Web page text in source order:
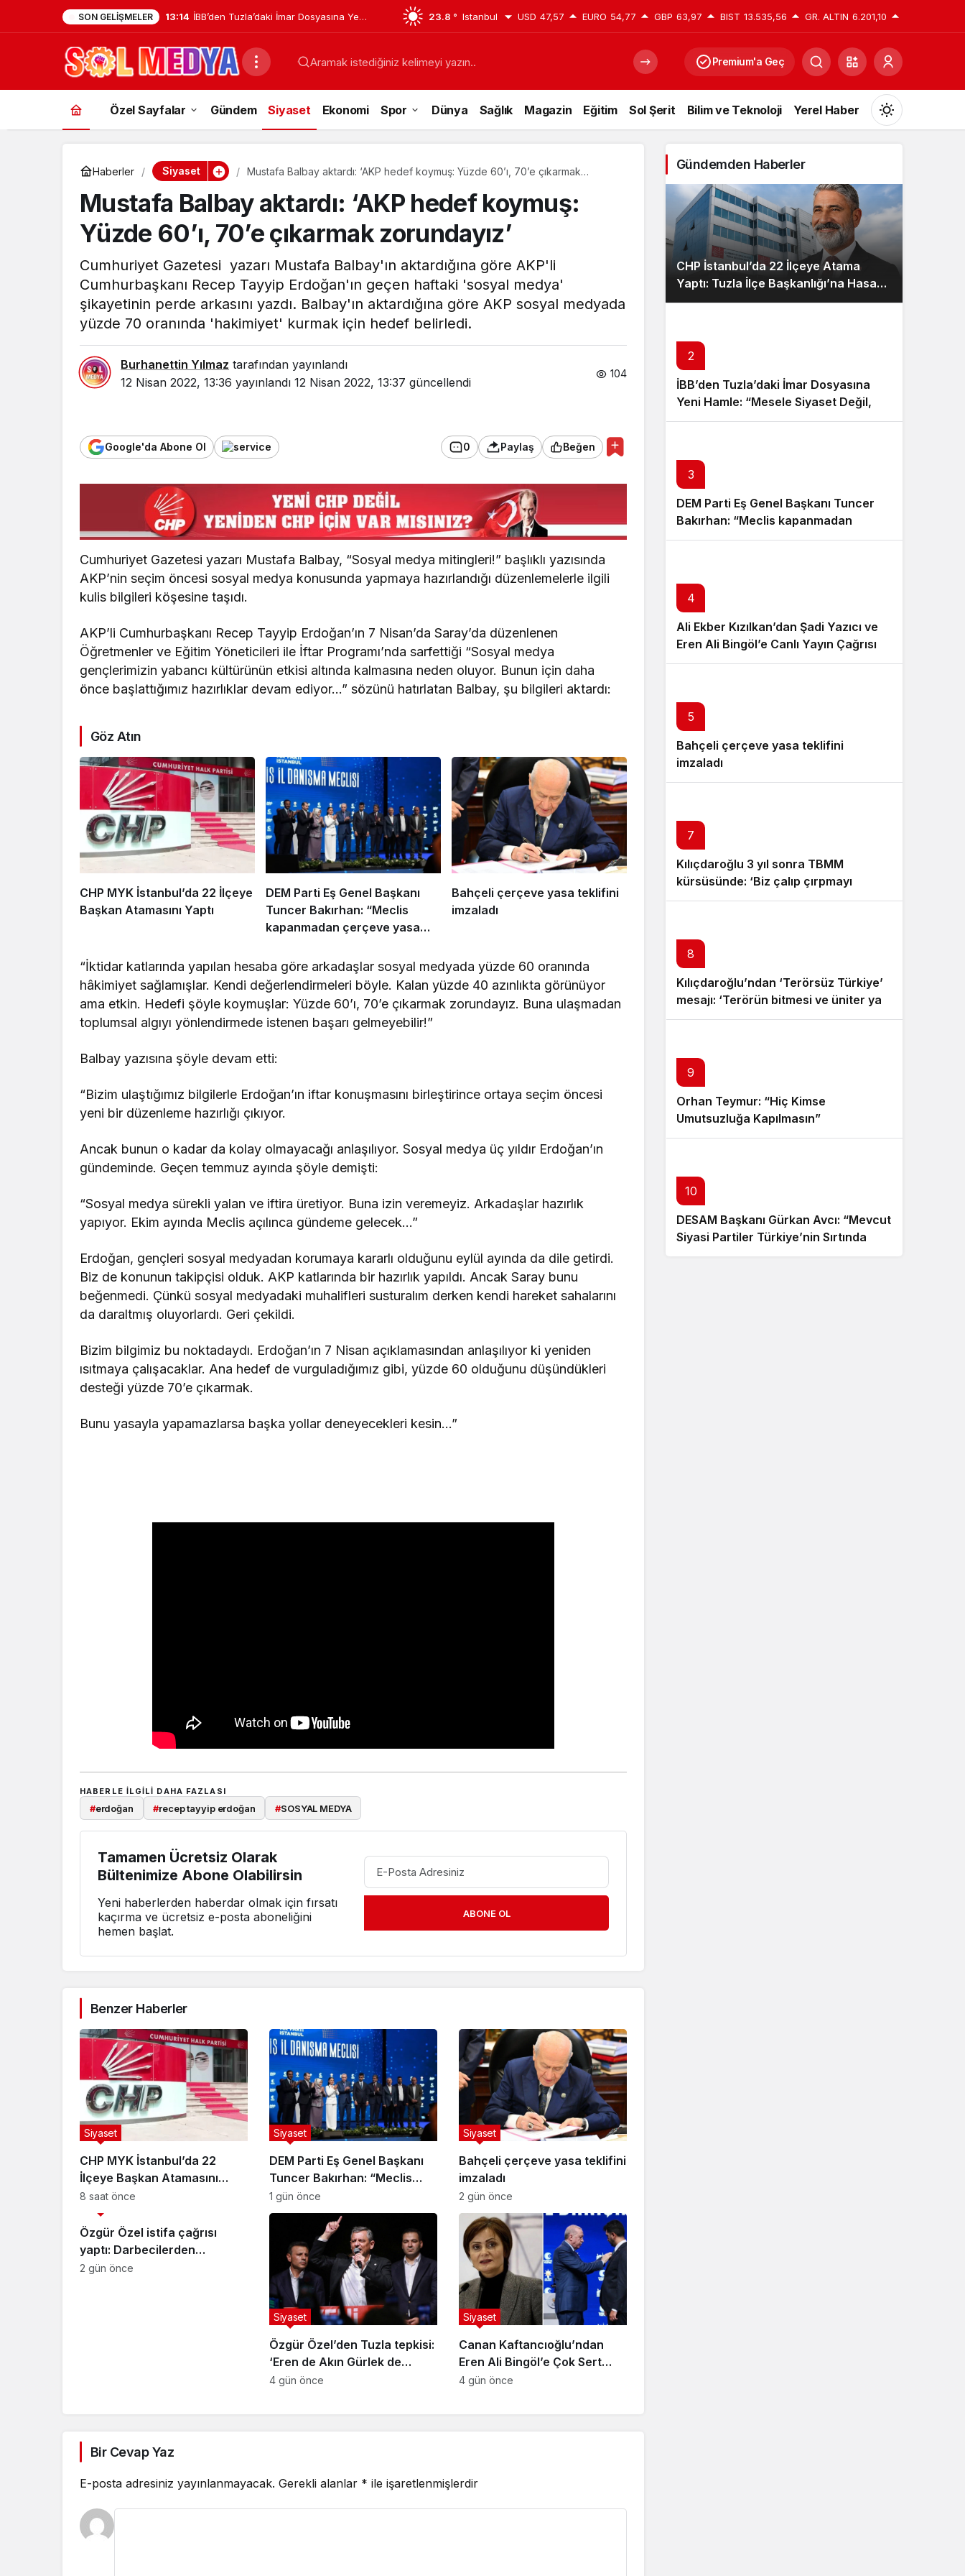
SON GELIŞMELER 13:14 İBB’den Tuzla’daki İmar Dosyasına Yeni
Hamle: “Mesele Siyaset Değil, Kamu
Yararı”
23.8 ° Istanbul USD 47,57 EURO 54,77 GBP 63,97 BIST 13.535,56 GR. ALTIN 6.201,10
Aramak istediğiniz kelimeyi yazın.. Premium'a Geç
Özel Sayfalar Gündem Siyaset Ekonomi Spor Dünya Sağlık Magazin Eğitim Sol Şerit Bilim ve Teknoloji Yerel Haber
Mod
değiştir
Gündüz Modu
Gündüz modunu seçin.
Gece Modu
Haberler Siyaset
Mustafa Balbay aktardı: ‘AKP hedef koymuş: Yüzde 60’ı, 70’e çıkarmak
Mustafa Balbay aktardı: ‘AKP hedef koymuş:
Yüzde 60’ı, 70’e çıkarmak zorundayız’
Cumhuriyet Gazetesi yazarı Mustafa Balbay'ın aktardığına göre AKP'li
Cumhurbaşkanı Recep Tayyip Erdoğan'ın geçen haftaki 'sosyal medya'
şikayetinin perde arkasını yazdı. Balbay'ın aktardığına göre AKP sosyal medyada
yüzde 70 oranında 'hakimiyet' kurmak için hedef belirledi.
Burhanettin Yılmaz tarafından yayınlandı
12 Nisan 2022, 13:36 yayınlandı 12 Nisan 2022, 13:37 güncellendi
104
Google'da Abone Ol 0 Paylaş Beğen
Cumhuriyet Gazetesi yazarı Mustafa Balbay, “Sosyal medya mitingleri!” başlıklı yazısında
AKP’nin seçim öncesi sosyal medya konusunda yapmaya hazırlandığı düzenlemelerle ilgili
kulis bilgileri köşesine taşıdı.
AKP’li Cumhurbaşkanı Recep Tayyip Erdoğan’ın 7 Nisan’da Saray’da düzenlenen
Öğretmenler ve Eğitim Yöneticileri ile İftar Programı’nda sarfettiği “Sosyal medya
gençlerimizin yabancı kültürünün etkisi altında kalmasına neden oluyor. Bunun için daha
önce başlattığımız hazırlıklar devam ediyor…” sözünü hatırlatan Balbay, şu bilgileri aktardı:
Göz Atın
CHP MYK İstanbul’da 22 İlçeye
Başkan Atamasını Yaptı
DEM Parti Eş Genel Başkanı
Tuncer Bakırhan: “Meclis
kapanmadan çerçeve yasa
Bahçeli çerçeve yasa teklifini
imzaladı
“İktidar katlarında yapılan hesaba göre arkadaşlar sosyal medyada yüzde 60 oranında
hâkimiyet sağlamışlar. Kendi değerlendirmeleri böyle. Kalan yüzde 40 azınlıkta görünüyor
ama etkin. Hedefi şöyle koymuşlar: Yüzde 60’ı, 70’e çıkarmak zorundayız. Buna ulaşmadan
toplumsal algıyı yönlendirmede istenen başarı gelmeyebilir!”
Balbay yazısına şöyle devam etti:
“Bizim ulaştığımız bilgilerle Erdoğan’ın iftar konuşmasını birleştirince ortaya seçim öncesi
yeni bir düzenleme hazırlığı çıkıyor.
Ancak bunun o kadar da kolay olmayacağı anlaşılıyor. Sosyal medya üç yıldır Erdoğan’ın
gündeminde. Geçen temmuz ayında şöyle demişti:
“Sosyal medya sürekli yalan ve iftira üretiyor. Buna izin veremeyiz. Arkadaşlar hazırlık
yapıyor. Ekim ayında Meclis açılınca gündeme gelecek…”
Erdoğan, gençleri sosyal medyadan korumaya kararlı olduğunu eylül ayında da dile getirdi.
Biz de konunun takipçisi olduk. AKP katlarında bir hazırlık yapıldı. Ancak Saray bunu
beğenmedi. Çünkü sosyal medyadaki muhalifleri susturalım derken kendi hareket sahalarını
da daraltmış oluyorlardı. Geri çekildi.
Bizim bilgimiz bu noktadaydı. Erdoğan’ın 7 Nisan açıklamasından anlaşılıyor ki yeniden
ısıtmaya çalışacaklar. Ana hedef de vurguladığımız gibi, yüzde 60 olduğunu düşündükleri
desteği yüzde 70’e çıkarmak.
Bunu yasayla yapamazlarsa başka yollar deneyecekleri kesin…”
HABERLE ILGILI DAHA FAZLASI
#erdoğan #recep tayyip erdoğan #SOSYAL MEDYA
Tamamen Ücretsiz Olarak
Bültenimize Abone Olabilirsin
Yeni haberlerden haberdar olmak için fırsatı
kaçırma ve ücretsiz e-posta aboneliğini
hemen başlat.
ABONE OL
Benzer Haberler
CHP MYK İstanbul’da 22
İlçeye Başkan Atamasını
Yaptı
Siyaset
8 saat önce
DEM Parti Eş Genel Başkanı
Tuncer Bakırhan: “Meclis
kapanmadan çerçeve yasa
çıkarılmalıdır”
Siyaset
1 gün önce
Bahçeli çerçeve yasa teklifini
imzaladı
Siyaset
2 gün önce
Özgür Özel istifa çağrısı
yaptı: Darbecilerden
butlancılardan kurtulun
2 gün önce
Özgür Özel’den Tuzla tepkisi:
‘Eren de Akın Gürlek de
hesap verecek’
Siyaset
4 gün önce
Canan Kaftancıoğlu’ndan
Eren Ali Bingöl’e Çok Sert
Tepki: “Bu Karede Bir
Siyaset
4 gün önce
Bir Cevap Yaz
E-posta adresiniz yayınlanmayacak. Gerekli alanlar * ile işaretlenmişlerdir
Gündemden Haberler
CHP İstanbul’da 22 İlçeye Atama
Yaptı: Tuzla İlçe Başkanlığı’na Hasan
Uzunyayla Getirildi
2
İBB’den Tuzla’daki İmar Dosyasına
Yeni Hamle: “Mesele Siyaset Değil,
Kamu Yararı”
3
DEM Parti Eş Genel Başkanı Tuncer
Bakırhan: “Meclis kapanmadan
çerçeve yasa çıkarılmalıdır”
4
Ali Ekber Kızılkan’dan Şadi Yazıcı ve
Eren Ali Bingöl’e Canlı Yayın Çağrısı
5
Bahçeli çerçeve yasa teklifini
imzaladı
6
Özgür Özel istifa çağrısı yaptı:
Darbecilerden butlancılardan
kurtulun
7
Kılıçdaroğlu 3 yıl sonra TBMM
kürsüsünde: ‘Biz çalıp çırpmayı
bilmeyiz’
8
Kılıçdaroğlu’ndan ‘Terörsüz Türkiye’
mesajı: ‘Terörün bitmesi ve üniter yapı
kırmızı çizgimizdir’
9
Orhan Teymur: “Hiç Kimse
Umutsuzluğa Kapılmasın”
10
DESAM Başkanı Gürkan Avcı: “Mevcut
Siyasi Partiler Türkiye’nin Sırtında